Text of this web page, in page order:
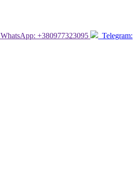
WhatsApp: +380977323095 Telegram: